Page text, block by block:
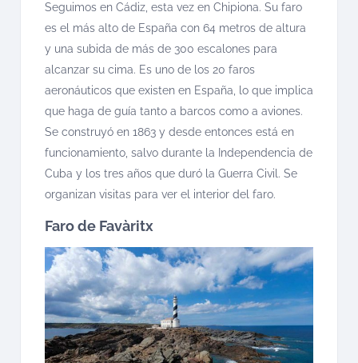
Seguimos en Cádiz, esta vez en Chipiona. Su faro
es el más alto de España con 64 metros de altura
y una subida de más de 300 escalones para
alcanzar su cima. Es uno de los 20 faros
aeronáuticos que existen en España, lo que implica
que haga de guía tanto a barcos como a aviones.
Se construyó en 1863 y desde entonces está en
funcionamiento, salvo durante la Independencia de
Cuba y los tres años que duró la Guerra Civil. Se
organizan visitas para ver el interior del faro.
Faro de Favàritx